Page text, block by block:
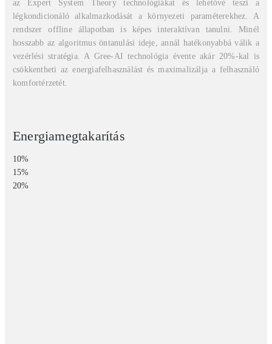
az Expert System Theory technológiákat és lehetővé teszi a
légkondicionáló alkalmazkodását a környezeti paraméterekhez. A
rendszer offline állapotban is képes interaktívan tanulni. Minél
hosszabb az algoritmus öntanulási ideje, annál hatékonyabbá válik a
vezérlési stratégia. A Gree-AI technológia évente akár 20%-kal is
csökkentheti az energiafelhasználást és maximalizálja a felhasználó
komfortérzetét.
Energiamegtakarítás
10%
15%
20%